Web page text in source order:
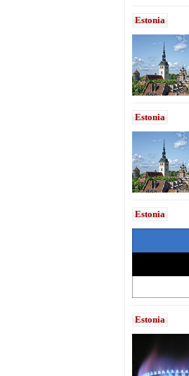
Estonia
Estonia
Estonia
Estonia